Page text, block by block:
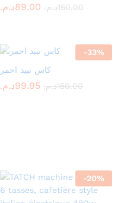
89.00د.م. 150.00د.م.
-33%
كاس نبيد احمر
99.95د.م. 150.00د.م.
-20%